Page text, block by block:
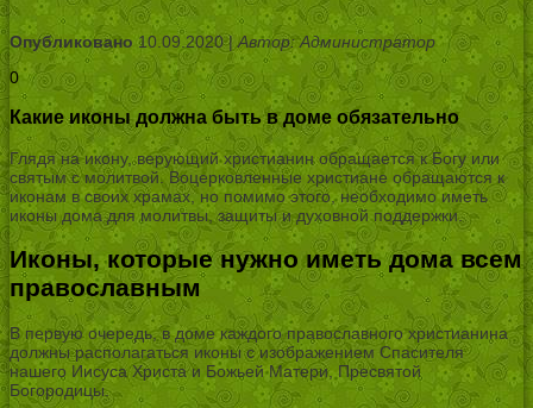
Опубликовано10.09.2020 |Автор: Администратор
0
Какие иконы должна быть в доме обязательно
Глядя на икону, верующий христианин обращается к Богу или
святым с молитвой. Воцерковленные христиане обращаются к
иконам в своих храмах, но помимо этого, необходимо иметь
иконы дома для молитвы, защиты и духовной поддержки.
Иконы, которые нужно иметь дома всем
православным
В первую очередь, в доме каждого православного христианина
должны располагаться иконы с изображением Спасителя
нашего Иисуса Христа и Божьей Матери, Пресвятой
Богородицы.